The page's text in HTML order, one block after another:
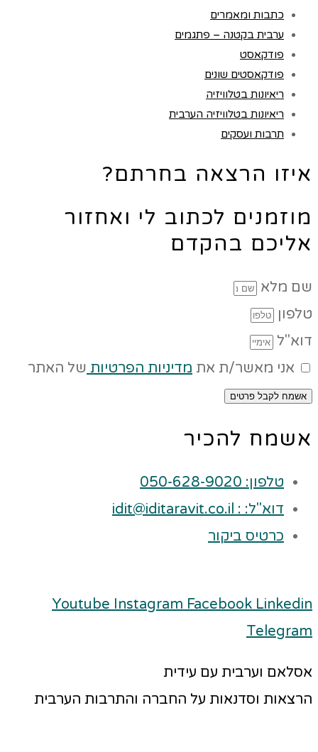
כתבות ומאמרים
ערבית בקטנה – פתגמים
פודקאסט
פודקאסטים שונים
ריאיונות בטלוויזיה
ריאיונות בטלוויזיה הערבית
תרבות ועסקים
איזו הרצאה בחרתם?
מוזמנים לכתוב לי ואחזור
אליכם בהקדם
שם מלא
טלפון
דוא"ל
אני מאשר/ת את מדיניות הפרטיות של האתר
אשמח לקבל פרטים
אשמח להכיר
טלפון: 050-628-9020
דוא"ל: : idit@iditaravit.co.il
כרטיס ביקור
Youtube Instagram Facebook Linkedin
Telegram
אסלאם וערבית עם עידית
הרצאות וסדנאות על החברה והתרבות הערבית